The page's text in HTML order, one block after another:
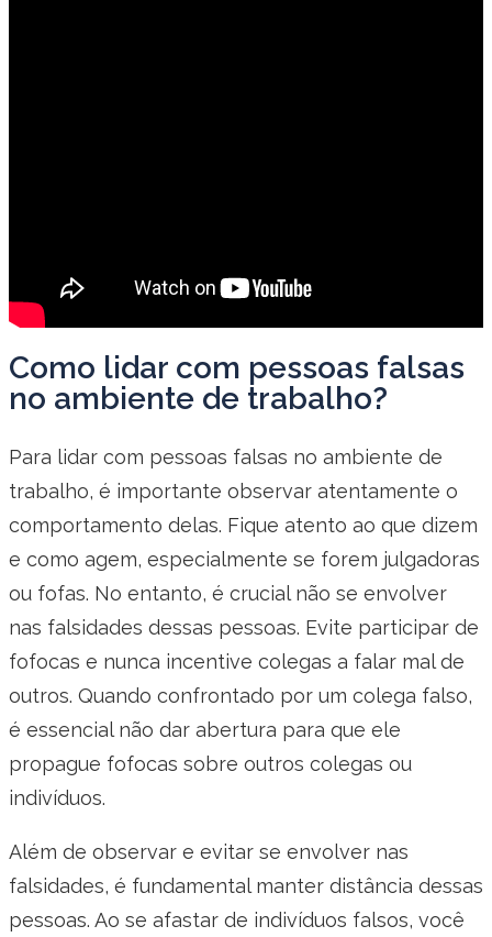
Como lidar com pessoas falsas
no ambiente de trabalho?
Para lidar com pessoas falsas no ambiente de
trabalho, é importante observar atentamente o
comportamento delas. Fique atento ao que dizem
e como agem, especialmente se forem julgadoras
ou fofas. No entanto, é crucial não se envolver
nas falsidades dessas pessoas. Evite participar de
fofocas e nunca incentive colegas a falar mal de
outros. Quando confrontado por um colega falso,
é essencial não dar abertura para que ele
propague fofocas sobre outros colegas ou
indivíduos.
Além de observar e evitar se envolver nas
falsidades, é fundamental manter distância dessas
pessoas. Ao se afastar de indivíduos falsos, você